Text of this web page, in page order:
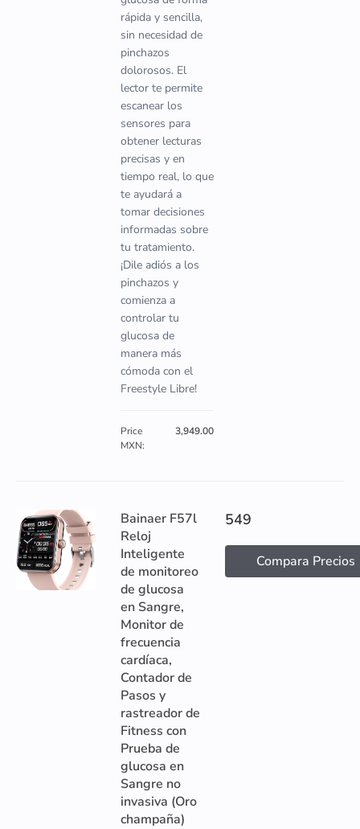
rápida y sencilla,
sin necesidad de
pinchazos
dolorosos. El
lector te permite
escanear los
sensores para
obtener lecturas
precisas y en
tiempo real, lo que
te ayudará a
tomar decisiones
informadas sobre
tu tratamiento.
¡Dile adiós a los
pinchazos y
comienza a
controlar tu
glucosa de
manera más
cómoda con el
Freestyle Libre!
Price
MXN:
3,949.00
Bainaer F57l
Reloj
Inteligente
de monitoreo
de glucosa
en Sangre,
Monitor de
frecuencia
cardíaca,
Contador de
Pasos y
rastreador de
Fitness con
Prueba de
glucosa en
Sangre no
invasiva (Oro
champaña)
549
Compara Precios